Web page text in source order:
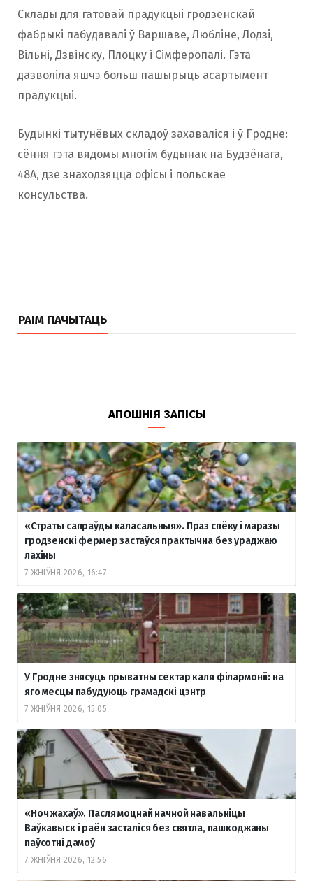
Склады для гатовай прадукцыі гродзенскай
фабрыкі пабудавалі ў Варшаве, Любліне, Лодзі,
Вільні, Дзвінску, Плоцку і Сімферопалі. Гэта
дазволіла яшчэ больш пашырыць асартымент
прадукцыі.
Будынкі тытунёвых складоў захаваліся і ў Гродне:
сёння гэта вядомы многім будынак на Будзёнага,
48А, дзе знаходзяцца офісы і польскае
консульства.
РАІМ ПАЧЫТАЦЬ
АПОШНІЯ ЗАПІСЫ
«Страты сапраўды каласальныя». Праз спёку і маразы
гродзенскі фермер застаўся практычна без ураджаю
лахіны
7 ЖНІЎНЯ 2026, 16:47
У Гродне знясуць прыватны сектар каля філармоніі: на
яго месцы пабудуюць грамадскі цэнтр
7 ЖНІЎНЯ 2026, 15:05
«Ноч жахаў». Пасля моцнай начной навальніцы
Ваўкавыск і раён засталіся без святла, пашкоджаны
паўсотні дамоў
7 ЖНІЎНЯ 2026, 12:56